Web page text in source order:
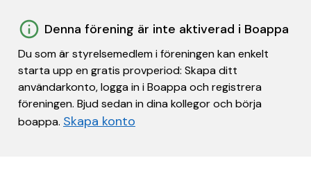
Denna förening är inte aktiverad i Boappa
Du som är styrelsemedlem i föreningen kan enkelt
starta upp en gratis provperiod: Skapa ditt
användarkonto, logga in i Boappa och registrera
föreningen. Bjud sedan in dina kollegor och börja
boappa. Skapa konto